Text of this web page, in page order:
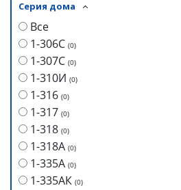
Серия дома
Все
1-306С (0)
1-307С (0)
1-310И (0)
1-316 (0)
1-317 (0)
1-318 (0)
1-318А (0)
1-335А (0)
1-335АК (0)